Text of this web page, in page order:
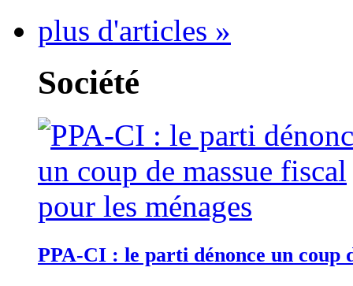
plus d'articles »
Société
PPA-CI : le parti dénonce un coup